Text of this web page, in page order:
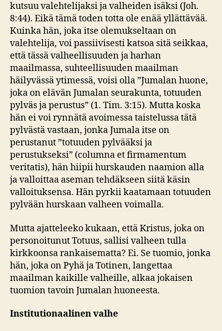
kutsuu valehtelijaksi ja valheiden isäksi (Joh.
8:44). Eikä tämä toden totta ole enää yllättävää.
Kuinka hän, joka itse olemukseltaan on
valehtelija, voi passiivisesti katsoa sitä seikkaa,
että tässä valheellisuuden ja harhan
maailmassa, suhteellisuuden maailman
häilyvässä ytimessä, voisi olla ”Jumalan huone,
joka on elävän Jumalan seurakunta, totuuden
pylväs ja perustus” (1. Tim. 3:15). Mutta koska
hän ei voi rynnätä avoimessa taistelussa tätä
pylvästä vastaan, jonka Jumala itse on
perustanut ”totuuden pylvääksi ja
perustukseksi” (columna et firmamentum
veritatis), hän hiipii hurskauden naamion alla
ja valloittaa aseman tehdäkseen siitä käsin
valloituksensa. Hän pyrkii kaatamaan totuuden
pylvään hurskaan valheen voimalla.
Mutta ajatteleeko kukaan, että Kristus, joka on
personoitunut Totuus, sallisi valheen tulla
kirkkoonsa rankaisematta? Ei. Se tuomio, jonka
hän, joka on Pyhä ja Totinen, langettaa
maailman kaikille valheille, alkaa jokaisen
tuomion tavoin Jumalan huoneesta.
Institutionaalinen valhe